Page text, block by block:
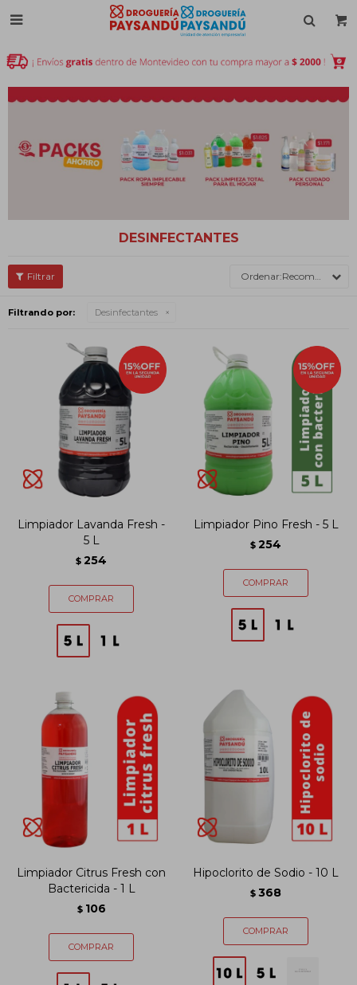

DESINFECTANTES
Recomendados
Filtrando por: Desinfectantes
Limpiador Lavanda Fresh -
5 L
$ 254
Limpiador Pino Fresh - 5 L
$ 254
Limpiador Citrus Fresh con
Bactericida - 1 L
$ 106
Hipoclorito de Sodio - 10 L
$ 368